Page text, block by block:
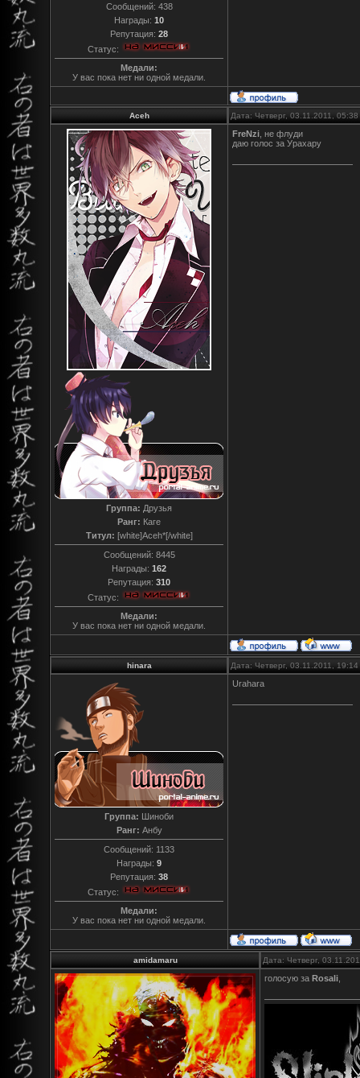
Сообщений: 438
Награды: 10
Репутация: 28
Статус:
Медали:
У вас пока нет ни одной медали.
Aceh Дата: Четверг, 03.11.2011,
Группа: Друзья
Ранг: Каге
Титул: [white]Aceh*[/white]
Сообщений: 8445
Награды: 162
Репутация: 310
Статус:
Медали:
У вас пока нет ни одной медали.
FreNzi , не флуди
даю голос за Урахару
hinara Дата: Четверг, 03.11.2011,
Группа: Шиноби
Ранг: Анбу
Сообщений: 1133
Награды: 9
Репутация: 38
Статус:
Медали:
У вас пока нет ни одной медали.
Urahara
amidamaru Дата: Четверг,
голосую за Rosali